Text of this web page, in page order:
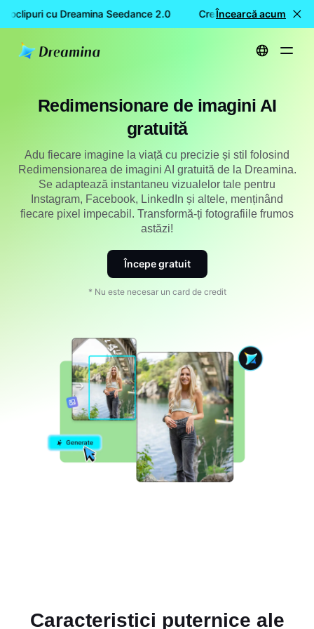
cu Dreamina Seedance 2.0 Creare GRATUITĂ de
Încearcă acum
Acasă Unelte Redimensionare imaginilor AI gratuit
Redimensionare de imagini AI
gratuită
Adu fiecare imagine la viață cu precizie și stil folosind
Redimensionarea de imagini AI gratuită de la Dreamina.
Se adaptează instantaneu vizualelor tale pentru
Instagram, Facebook, LinkedIn și altele, menținând
fiecare pixel impecabil. Transformă-ți fotografiile frumos
astăzi!
Începe gratuit
* Nu este necesar un card de credit
Caracteristici puternice ale